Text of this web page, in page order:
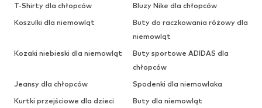
T-Shirty dla chłopców
Bluzy Nike dla chłopców
Koszulki dla niemowląt
Buty do raczkowania różowy dla
niemowląt
Kozaki niebieski dla niemowląt
Buty sportowe ADIDAS dla
chłopców
Jeansy dla chłopców
Spodenki dla niemowlaka
Kurtki przejściowe dla dzieci
Buty dla niemowląt